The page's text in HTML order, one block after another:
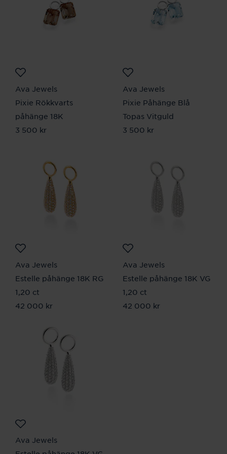
Ava Jewels
Pixie Rökkvarts
påhänge 18K
Pris:3 500 kr
3 500 kr
Ava Jewels
Pixie Påhänge Blå
Topas Vitguld
Pris:3 500 kr
3 500 kr
Ava Jewels
Estelle påhänge 18K RG
1,20 ct
Pris:42 000 kr
42 000 kr
Ava Jewels
Estelle påhänge 18K VG
1,20 ct
Pris:42 000 kr
42 000 kr
Ava Jewels